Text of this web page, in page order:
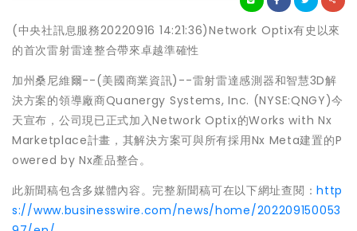
(中央社訊息服務20220916 14:21:36)Network Optix有史以來
的首次雷射雷達整合帶來卓越準確性
加州桑尼維爾--(美國商業資訊)--雷射雷達感測器和智慧3D解
決方案的領導廠商Quanergy Systems, Inc. (NYSE:QNGY)今
天宣布，公司現已正式加入Network Optix的Works with Nx
Marketplace計畫，其解決方案可與所有採用Nx Meta建置的P
owered by Nx產品整合。
此新聞稿包含多媒體內容。完整新聞稿可在以下網址查閱：http
s://www.businesswire.com/news/home/202209150053